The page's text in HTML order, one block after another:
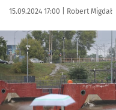
Data publikacji:
15.09.2024 17:00 | Autor:
Robert Migdał
Kliknij, aby zobaczyć
Kliknij, aby powiększyć